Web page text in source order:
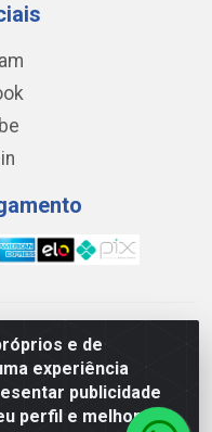
e de
experiência
publicidade
perfil e melhorar a
DE MATERIAL
INTEGRAÇÃO, 790 -
61.604-505 - CNPJ
20